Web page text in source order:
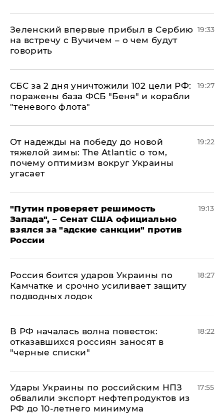
Зеленский впервые прибыл в Сербию
на встречу с Вучичем – о чем будут
говорить
19:33
СБС за 2 дня уничтожили 102 цели РФ:
поражены база ФСБ "Беня" и корабли
"теневого флота"
19:27
От надежды на победу до новой
тяжелой зимы: The Atlantic о том,
почему оптимизм вокруг Украины
угасает
19:22
"Путин проверяет решимость
Запада", – Сенат США официально
взялся за "адские санкции" против
России
19:13
Россия боится ударов Украины по
Камчатке и срочно усиливает защиту
подводных лодок
18:27
​В РФ началась волна повесток:
отказавшихся россиян заносят в
"черные списки"
18:22
Удары Украины по российским НПЗ
обвалили экспорт нефтепродуктов из
РФ до 10-летнего минимума
17:55